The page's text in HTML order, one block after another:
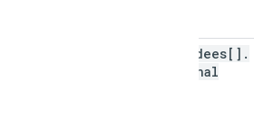
attendees[] .
optional